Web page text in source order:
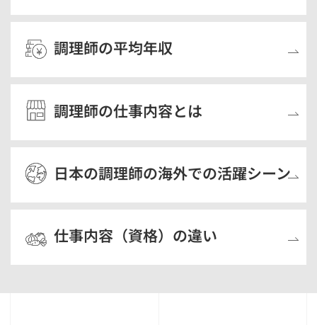
調理師の平均年収
調理師の仕事内容とは
日本の調理師の海外での活躍シーン
仕事内容（資格）の違い